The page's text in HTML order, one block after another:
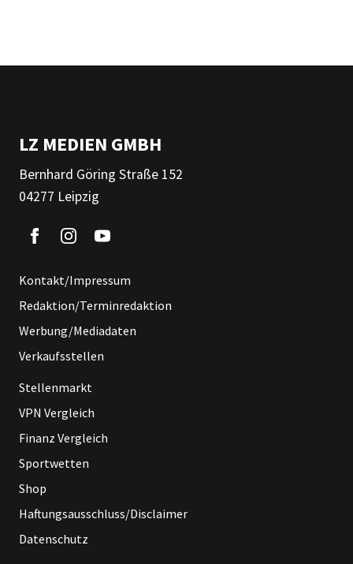
LZ MEDIEN GMBH
Bernhard Göring Straße 152
04277 Leipzig
Kontakt/Impressum
Redaktion/Terminredaktion
Werbung/Mediadaten
Verkaufsstellen
Stellenmarkt
VPN Vergleich
Finanz Vergleich
Sportwetten
Shop
Haftungsausschluss/Disclaimer
Datenschutz